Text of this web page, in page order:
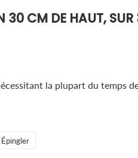
30 CM DE HAUT,
la plupart du temps
Épingler